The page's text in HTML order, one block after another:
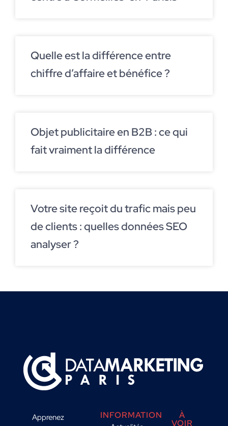
Quelle est la différence entre
chiffre d’affaire et bénéfice ?
Objet publicitaire en B2B : ce qui
fait vraiment la différence
Votre site reçoit du trafic mais peu
de clients : quelles données SEO
analyser ?
Apprenez
INFORMATION À
VOIR